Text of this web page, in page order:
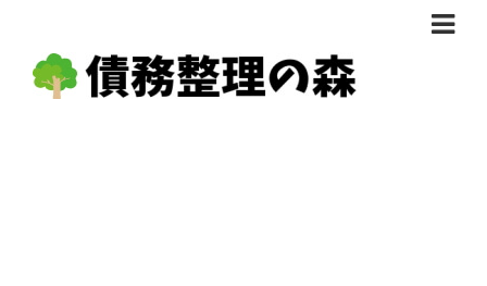
債務整理体験談